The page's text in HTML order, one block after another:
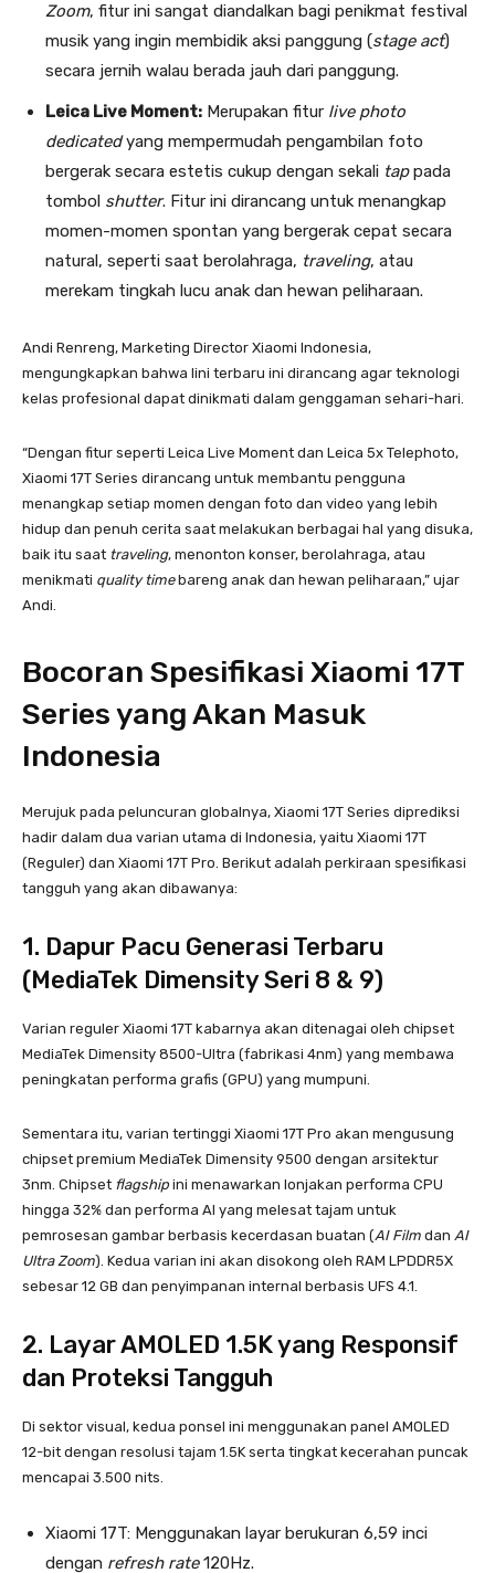
Zoom, fitur ini sangat diandalkan bagi penikmat festival
musik yang ingin membidik aksi panggung (stage act)
secara jernih walau berada jauh dari panggung.
Leica Live Moment: Merupakan fitur live photo
dedicatedyang mempermudah pengambilan foto
bergerak secara estetis cukup dengan sekali tappada
tombol shutter. Fitur ini dirancang untuk menangkap
momen-momen spontan yang bergerak cepat secara
natural, seperti saat berolahraga, traveling, atau
merekam tingkah lucu anak dan hewan peliharaan.
Andi Renreng, Marketing Director Xiaomi Indonesia,
mengungkapkan bahwa lini terbaru ini dirancang agar teknologi
kelas profesional dapat dinikmati dalam genggaman sehari-hari.
“Dengan fitur seperti Leica Live Moment dan Leica 5x Telephoto,
Xiaomi 17T Series dirancang untuk membantu pengguna
menangkap setiap momen dengan foto dan video yang lebih
hidup dan penuh cerita saat melakukan berbagai hal yang disuka,
baik itu saat traveling, menonton konser, berolahraga, atau
menikmati quality timebareng anak dan hewan peliharaan,” ujar
Andi.
Bocoran Spesifikasi Xiaomi 17T
Series yang Akan Masuk
Indonesia
Merujuk pada peluncuran globalnya, Xiaomi 17T Series diprediksi
hadir dalam dua varian utama di Indonesia, yaitu Xiaomi 17T
(Reguler) dan Xiaomi 17T Pro. Berikut adalah perkiraan spesifikasi
tangguh yang akan dibawanya:
1. Dapur Pacu Generasi Terbaru
(MediaTek Dimensity Seri 8 & 9)
Varian reguler Xiaomi 17T kabarnya akan ditenagai oleh chipset
MediaTek Dimensity 8500-Ultra (fabrikasi 4nm) yang membawa
peningkatan performa grafis (GPU) yang mumpuni.
Sementara itu, varian tertinggi Xiaomi 17T Pro akan mengusung
chipset premium MediaTek Dimensity 9500 dengan arsitektur
3nm. Chipset flagship ini menawarkan lonjakan performa CPU
hingga 32% dan performa AI yang melesat tajam untuk
pemrosesan gambar berbasis kecerdasan buatan (AI Film dan AI
Ultra Zoom). Kedua varian ini akan disokong oleh RAM LPDDR5X
sebesar 12 GB dan penyimpanan internal berbasis UFS 4.1.
2. Layar AMOLED 1.5K yang Responsif
dan Proteksi Tangguh
Di sektor visual, kedua ponsel ini menggunakan panel AMOLED
12-bit dengan resolusi tajam 1.5K serta tingkat kecerahan puncak
mencapai 3.500 nits.
Xiaomi 17T: Menggunakan layar berukuran 6,59 inci
dengan refresh rate120Hz.